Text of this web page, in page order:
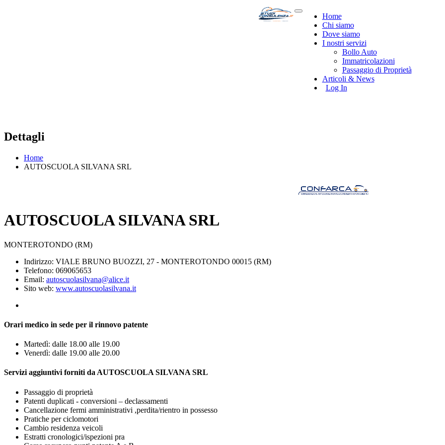
Home
Chi siamo
Dove siamo
I nostri servizi
Bollo Auto
Immatricolazioni
Passaggio di Proprietà
Articoli & News
Log In
Dettagli
Home
AUTOSCUOLA SILVANA SRL
AUTOSCUOLA SILVANA SRL
MONTEROTONDO (RM)
Indirizzo: VIALE BRUNO BUOZZI, 27 - MONTEROTONDO 00015 (RM)
Telefono: 069065653
Email: autoscuolasilvana@alice.it
Sito web: www.autoscuolasilvana.it
Orari medico in sede per il rinnovo patente
Martedì: dalle 18.00 alle 19.00
Venerdì: dalle 19.00 alle 20.00
Servizi aggiuntivi forniti da AUTOSCUOLA SILVANA SRL
Passaggio di proprietà
Patenti duplicati - conversioni – declassamenti
Cancellazione fermi amministrativi ,perdita/rientro in possesso
Pratiche per ciclomotori
Cambio residenza veicoli
Estratti cronologici/ispezioni pra